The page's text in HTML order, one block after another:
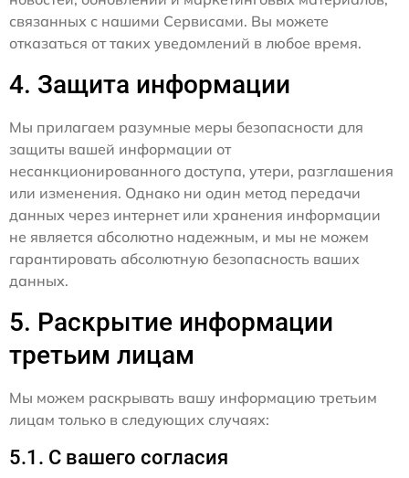
связанных с нашими Сервисами. Вы можете
отказаться от таких уведомлений в любое время.
4. Защита информации
Мы прилагаем разумные меры безопасности для
защиты вашей информации от
несанкционированного доступа, утери, разглашения
или изменения. Однако ни один метод передачи
данных через интернет или хранения информации
не является абсолютно надежным, и мы не можем
гарантировать абсолютную безопасность ваших
данных.
5. Раскрытие информации
третьим лицам
Мы можем раскрывать вашу информацию третьим
лицам только в следующих случаях:
5.1. С вашего согласия